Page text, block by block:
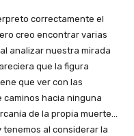
correctamente el
creo encontrar varias
analizar nuestra mirada
que la figura
que ver con las
hacia ninguna
de la propia muerte…
al considerar la